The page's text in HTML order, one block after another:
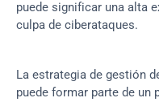
puede significar una alta
culpa de ciberataques.
La estrategia de gestión
puede formar parte de un